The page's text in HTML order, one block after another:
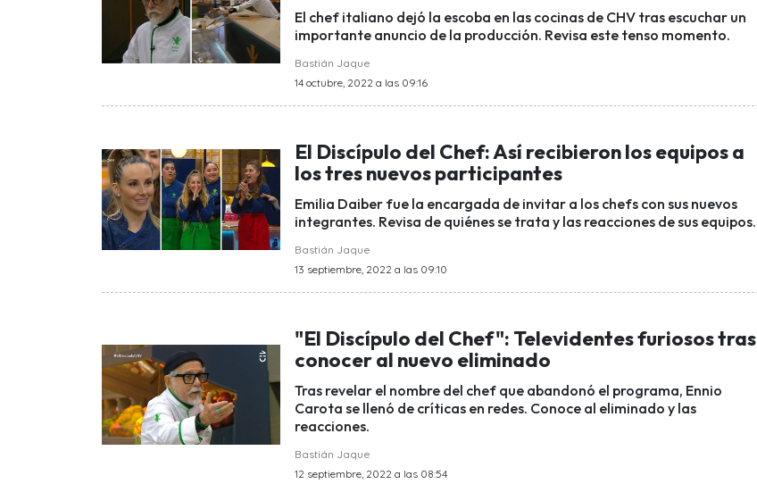
El chef italiano dejó la escoba en las cocinas de CHV tras escuchar un
importante anuncio de la producción. Revisa este tenso momento.
Bastián Jaque
14 octubre, 2022 a las 09:16
El Discípulo del Chef: Así recibieron los equipos a
los tres nuevos participantes
Emilia Daiber fue la encargada de invitar a los chefs con sus nuevos
integrantes. Revisa de quiénes se trata y las reacciones de sus equipos.
Bastián Jaque
13 septiembre, 2022 a las 09:10
"El Discípulo del Chef": Televidentes furiosos tras
conocer al nuevo eliminado
Tras revelar el nombre del chef que abandonó el programa, Ennio
Carota se llenó de críticas en redes. Conoce al eliminado y las
reacciones.
Bastián Jaque
12 septiembre, 2022 a las 08:54